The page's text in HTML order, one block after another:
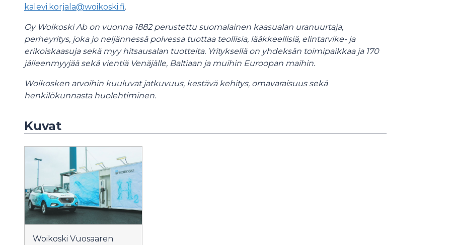
kalevi.korjala@woikoski.fi.
Oy Woikoski Ab on vuonna 1882 perustettu suomalainen kaasualan uranuurtaja,
perheyritys, joka jo neljännessä polvessa tuottaa teollisia, lääkkeellisiä, elintarvike- ja
erikoiskaasuja sekä myy hitsausalan tuotteita. Yrityksellä on yhdeksän toimipaikkaa ja 170
jälleenmyyjää sekä vientiä Venäjälle, Baltiaan ja muihin Euroopan maihin.
Woikosken arvoihin kuuluvat jatkuvuus, kestävä kehitys, omavaraisuus sekä
henkilökunnasta huolehtiminen.
Kuvat
Woikoski Vuosaaren